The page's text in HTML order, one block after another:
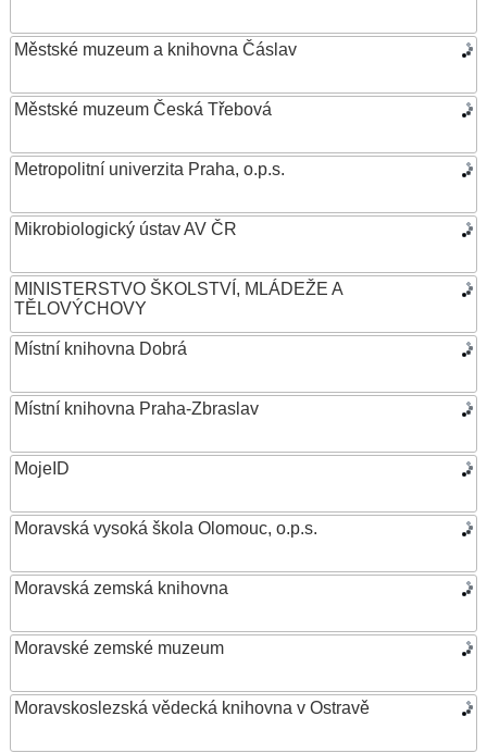
Městské muzeum a knihovna Čáslav
Městské muzeum Česká Třebová
Metropolitní univerzita Praha, o.p.s.
Mikrobiologický ústav AV ČR
MINISTERSTVO ŠKOLSTVÍ, MLÁDEŽE A
TĚLOVÝCHOVY
Místní knihovna Dobrá
Místní knihovna Praha-Zbraslav
MojeID
Moravská vysoká škola Olomouc, o.p.s.
Moravská zemská knihovna
Moravské zemské muzeum
Moravskoslezská vědecká knihovna v Ostravě